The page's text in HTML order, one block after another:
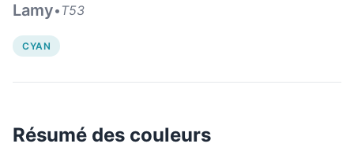
Lamy• T53
CYAN
Résumé des couleurs